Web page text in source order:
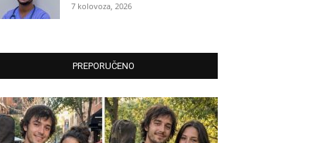
7 kolovoza, 2026
PREPORUČENO